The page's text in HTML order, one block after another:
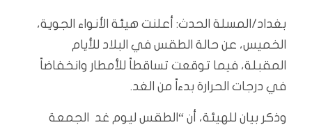
بغداد/المسلة الحدث: أعلنت هيئة الأنواء الجوية،
الخميس، عن حالة الطقس في البلاد للأيام
المقبلة، فيما توقعت تساقطاً للأمطار وانخفاضاً
في درجات الحرارة بدءاً من الغد.
وذكر بيان للهيئة، أن “الطقس ليوم غد الجمعة